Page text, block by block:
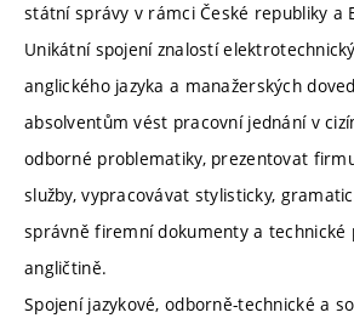
státní správy v rámci České republiky a
Unikátní spojení znalostí
anglického jazyka a manažerských
absolventům vést pracovní jednání v
odborné problematiky, prezentovat
služby, vypracovávat stylisticky,
správně firemní dokumenty a technické
angličtině.
Spojení jazykové, odborně-technické a